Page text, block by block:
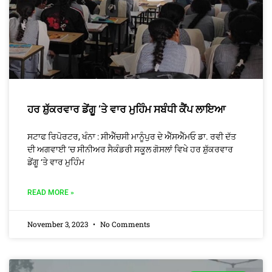
ਹਰ ਸ਼ੁੱਕਰਵਾਰ ਡੇਂਗੂ ‘ਤੇ ਵਾਰ ਮੁਹਿੰਮ ਸਬੰਧੀ ਕੈਂਪ ਲਾਇਆ
ਸਟਾਫ ਰਿਪੋਰਟਰ, ਖੰਨਾ : ਸੀਐੱਚਸੀ ਮਾਨੂੰਪੁਰ ਦੇ ਐੱਸਐੱਮਓ ਡਾ. ਰਵੀ ਦੱਤ
ਦੀ ਅਗਵਾਈ ‘ਚ ਸੀਨੀਅਰ ਸੈਕੰਡਰੀ ਸਕੂਲ ਗੋਸਲਾਂ ਵਿਖੇ ਹਰ ਸ਼ੁੱਕਰਵਾਰ
ਡੇਂਗੂ ‘ਤੇ ਵਾਰ ਮੁਹਿੰਮ
READ MORE »
November 3, 2023 No Comments